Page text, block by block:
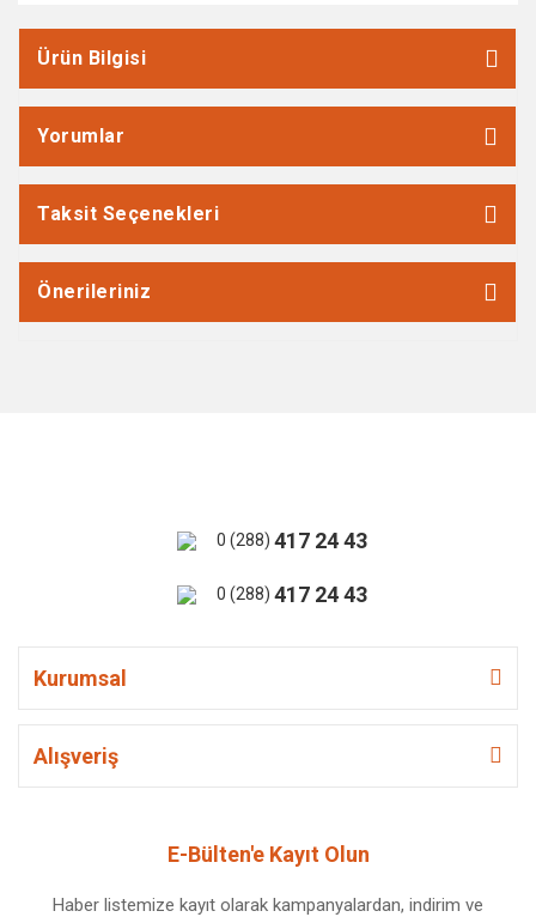
Ürün Bilgisi
Yorumlar
Taksit Seçenekleri
Önerileriniz
0 (288) 417 24 43
0 (288) 417 24 43
Kurumsal
Alışveriş
E-Bülten'e Kayıt Olun
Haber listemize kayıt olarak kampanyalardan, indirim ve